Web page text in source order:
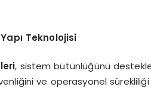
Teknolojisi
, sistem bütünlüğünü
ve operasyonel sürekliliği